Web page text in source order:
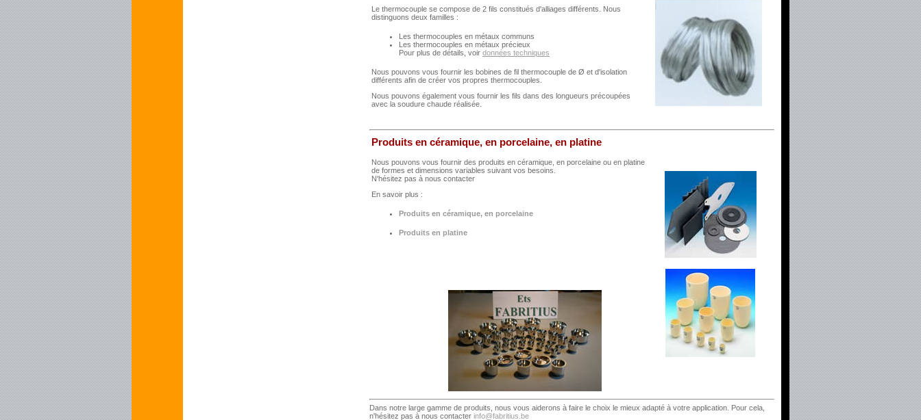
Le thermocouple se compose de 2 fils constitués d'alliages différents. Nous
distinguons deux familles :
Les thermocouples en métaux communs
Les thermocouples en métaux précieux
Pour plus de détails, voir données techniques
Nous pouvons vous fournir les bobines de fil thermocouple de Ø et d'isolation
différents afin de créer vos propres thermocouples.
Nous pouvons également vous fournir les fils dans des longueurs précoupées
avec la soudure chaude réalisée.
Produits en céramique, en porcelaine, en platine
Nous pouvons vous fournir des produits en céramique, en porcelaine ou en platine
de formes et dimensions variables suivant vos besoins.
N'hésitez pas à nous contacter
En savoir plus :
Produits en céramique, en porcelaine
Produits en platine
Dans notre large gamme de produits, nous vous aiderons à faire le choix le mieux adapté à votre application. Pour cela,
n'hésitez pas à nous contacter info@fabritius.be